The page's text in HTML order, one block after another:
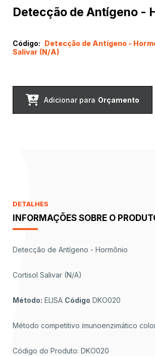
Detecção de Antígeno -
Código: Detecção de Antígeno -
Salivar (N/A)
Adicionar para Orçamento
DETALHES
INFORMAÇÕES SOBRE O
Detecção de Antígeno - Hormônio
Cortisol Salivar (N/A)
Método: ELISA Código DKO020
Método competitivo imunoenzimático
Código do Produto: DKO020